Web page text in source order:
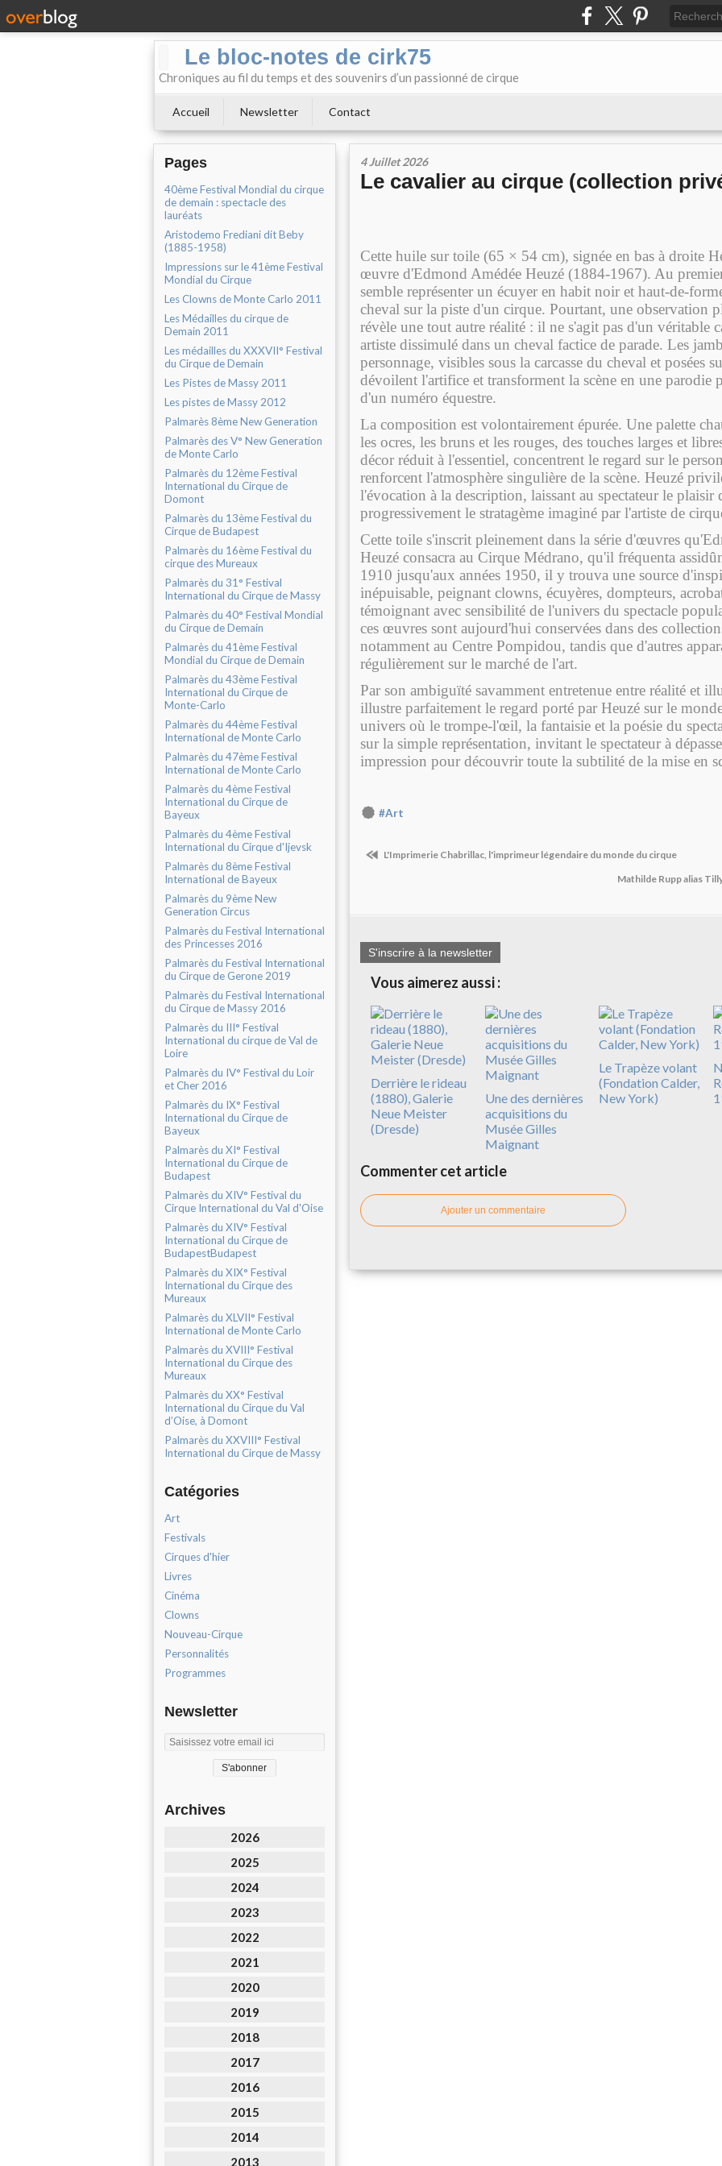
Le bloc-notes de cirk75
Chroniques au fil du temps et des souvenirs d’un passionné de cirque
Accueil Newsletter Contact
Pages
40ème Festival Mondial du cirque
de demain : spectacle des
lauréats
Aristodemo Frediani dit Beby
(1885-1958)
Impressions sur le 41ème Festival
Mondial du Cirque
Les Clowns de Monte Carlo 2011
Les Médailles du cirque de
Demain 2011
Les médailles du XXXVII° Festival
du Cirque de Demain
Les Pistes de Massy 2011
Les pistes de Massy 2012
Palmarès 8ème New Generation
Palmarès des V° New Generation
de Monte Carlo
Palmarès du 12ème Festival
International du Cirque de
Domont
Palmarès du 13ème Festival du
Cirque de Budapest
Palmarès du 16ème Festival du
cirque des Mureaux
Palmarès du 31° Festival
International du Cirque de Massy
Palmarès du 40° Festival Mondial
du Cirque de Demain
Palmarès du 41ème Festival
Mondial du Cirque de Demain
Palmarès du 43ème Festival
International du Cirque de
Monte-Carlo
Palmarès du 44ème Festival
International de Monte Carlo
Palmarès du 47ème Festival
International de Monte Carlo
Palmarès du 4ème Festival
International du Cirque de
Bayeux
Palmarès du 4ème Festival
International du Cirque d'Ijevsk
Palmarès du 8ème Festival
International de Bayeux
Palmarès du 9ème New
Generation Circus
Palmarès du Festival International
des Princesses 2016
Palmarès du Festival International
du Cirque de Gerone 2019
Palmarès du Festival International
du Cirque de Massy 2016
Palmarès du III° Festival
International du cirque de Val de
Loire
Palmarès du IV° Festival du Loir
et Cher 2016
Palmarès du IX° Festival
International du Cirque de
Bayeux
Palmarès du XI° Festival
International du Cirque de
Budapest
Palmarès du XIV° Festival du
Cirque International du Val d'Oise
Palmarès du XIV° Festival
International du Cirque de
BudapestBudapest
Palmarès du XIX° Festival
International du Cirque des
Mureaux
Palmarès du XLVII° Festival
International de Monte Carlo
Palmarès du XVIII° Festival
International du Cirque des
Mureaux
Palmarès du XX° Festival
International du Cirque du Val
d’Oise, à Domont
Palmarès du XXVIII° Festival
International du Cirque de Massy
Catégories
Art
Festivals
Cirques d'hier
Livres
Cinéma
Clowns
Nouveau-Cirque
Personnalités
Programmes
Newsletter
Archives
2026
2025
2024
2023
2022
2021
2020
2019
2018
2017
2016
2015
2014
2013
4 Juillet 2026
Le cavalier au cirque (collection
Cette huile sur toile (65 × 54 cm), signée en bas à droite
œuvre d'Edmond Amédée Heuzé (1884-1967). Au
semble représenter un écuyer en habit noir et haut-de-
cheval sur la piste d'un cirque. Pourtant, une observation
révèle une tout autre réalité : il ne s'agit pas d'un véritable
artiste dissimulé dans un cheval factice de parade. Les
personnage, visibles sous la carcasse du cheval et posées
dévoilent l'artifice et transforment la scène en une parodie
d'un numéro équestre.
La composition est volontairement épurée. Une palette
les ocres, les bruns et les rouges, des touches larges et
décor réduit à l'essentiel, concentrent le regard sur le
renforcent l'atmosphère singulière de la scène. Heuzé
l'évocation à la description, laissant au spectateur le plaisir
progressivement le stratagème imaginé par l'artiste de
Cette toile s'inscrit pleinement dans la série d'œuvres
Heuzé consacra au Cirque Médrano, qu'il fréquenta
1910 jusqu'aux années 1950, il y trouva une source
inépuisable, peignant clowns, écuyères, dompteurs,
témoignant avec sensibilité de l'univers du spectacle
ces œuvres sont aujourd'hui conservées dans des
notamment au Centre Pompidou, tandis que d'autres
régulièrement sur le marché de l'art.
Par son ambiguïté savamment entretenue entre réalité et
illustre parfaitement le regard porté par Heuzé sur le
univers où le trompe-l'œil, la fantaisie et la poésie du
sur la simple représentation, invitant le spectateur à
impression pour découvrir toute la subtilité de la mise en
#Art
L'Imprimerie Chabrillac, l'imprimeur légendaire du monde du cirque
Mathilde Rupp alias
S'inscrire à la newsletter
Vous aimerez aussi :
Derrière le rideau
(1880), Galerie
Neue Meister
(Dresde)
Une des dernières
acquisitions du
Musée Gilles
Maignant
Le Trapèze volant
(Fondation Calder,
New York)
Commenter cet article
Ajouter un commentaire